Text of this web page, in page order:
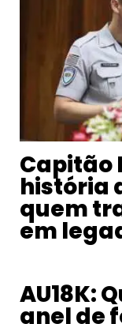
Capitão
história
quem
em
AU18K:
anel de